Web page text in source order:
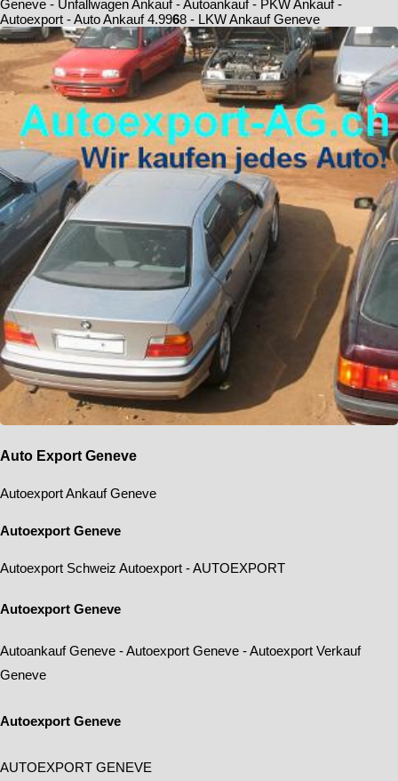
Geneve - Unfallwagen Ankauf - Autoankauf - PKW Ankauf -
Autoexport - Auto Ankauf4.9968 - LKW Ankauf Geneve
Auto Export Geneve
Autoexport Ankauf Geneve
Autoexport Geneve
Autoexport Schweiz Autoexport -AUTOEXPORT
Autoexport Geneve
Autoankauf Geneve -Autoexport Geneve -Autoexport Verkauf
Geneve
Autoexport Geneve
AUTOEXPORT GENEVE